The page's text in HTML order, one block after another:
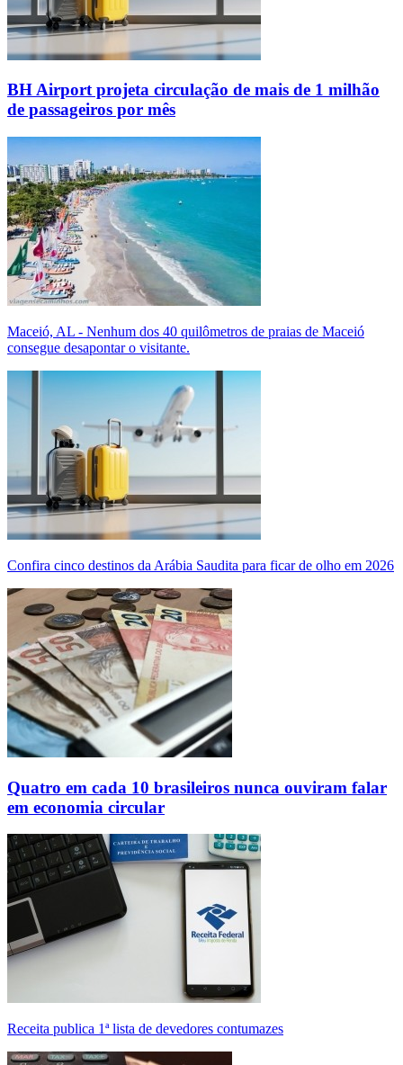
BH Airport projeta circulação de mais de 1 milhão
de passageiros por mês
Maceió, AL - Nenhum dos 40 quilômetros de praias de Maceió
consegue desapontar o visitante.
Confira cinco destinos da Arábia Saudita para ficar de olho em 2026
Quatro em cada 10 brasileiros nunca ouviram falar
em economia circular
Receita publica 1ª lista de devedores contumazes